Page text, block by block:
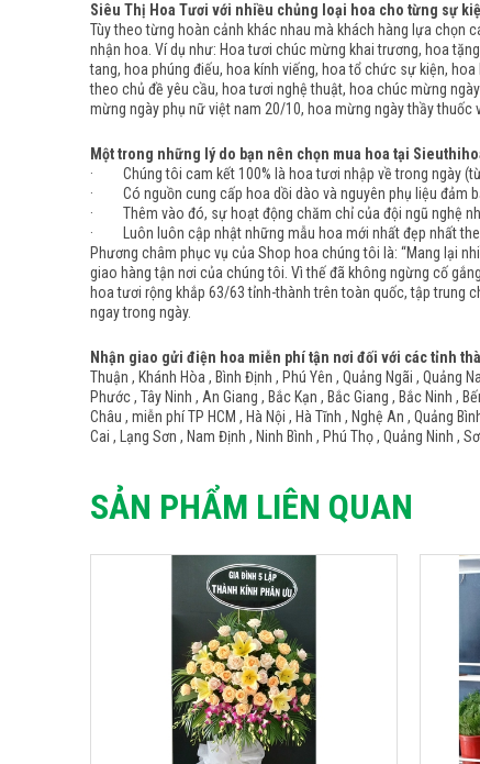
Siêu Thị Hoa Tươi với nhiều chủng loại hoa cho từng sự
Tùy theo từng hoàn cảnh khác nhau mà khách hàng lựa chọn
nhận hoa. Ví dụ như: Hoa tươi chúc mừng khai trương, hoa
tang, hoa phúng điếu, hoa kính viếng, hoa tổ chức sự kiện,
theo chủ đề yêu cầu, hoa tươi nghệ thuật, hoa chúc mừng
mừng ngày phụ nữ việt nam 20/10, hoa mừng ngày thầy
Một trong những lý do bạn nên chọn mua hoa tại
· Chúng tôi cam kết 100% là hoa tươi nhập về trong ngày
· Có nguồn cung cấp hoa dồi dào và nguyên phụ liệu đảm
· Thêm vào đó, sự hoạt động chăm chỉ của đội ngũ nghệ
· Luôn luôn cập nhật những mẫu hoa mới nhất đẹp nhất
Phương châm phục vụ của Shop hoa chúng tôi là: “Mang lại
giao hàng tận nơi của chúng tôi. Vì thế đã không ngừng cố
hoa tươi rộng khắp 63/63 tỉnh-thành trên toàn quốc, tập trung
ngay trong ngày.
Nhận giao gửi điện hoa miễn phí tận nơi đối với các tỉnh
Thuận , Khánh Hòa , Bình Định , Phú Yên , Quảng Ngãi , Quảng
Phước , Tây Ninh , An Giang , Bắc Kạn , Bắc Giang , Bắc Ninh ,
Châu , miễn phí TP HCM , Hà Nội , Hà Tĩnh , Nghệ An , Quảng
Cai , Lạng Sơn , Nam Định , Ninh Bình , Phú Thọ , Quảng Ninh ,
SẢN PHẨM LIÊN QUAN